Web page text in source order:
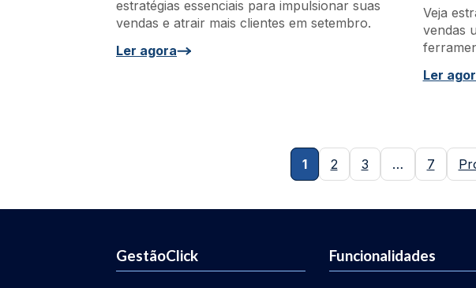
estratégias essenciais para impulsionar suas
vendas e atrair mais clientes em setembro.
Ler agora
Veja
vendas
Ler
1 2 3 … 7
GestãoClick Funcionalidades